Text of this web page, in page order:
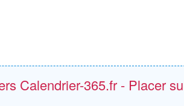
Calendrier-365.fr - Placer